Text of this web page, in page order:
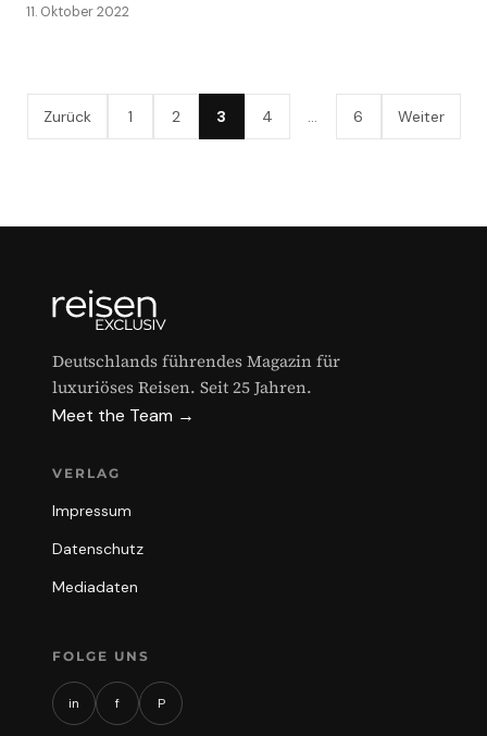
11. Oktober 2022
Zurück 1 2 3 4 6 Weiter
Deutschlands führendes Magazin für
luxuriöses Reisen. Seit 25 Jahren.
Meet the Team →
VERLAG
Impressum
Datenschutz
Mediadaten
FOLGE UNS
in f P